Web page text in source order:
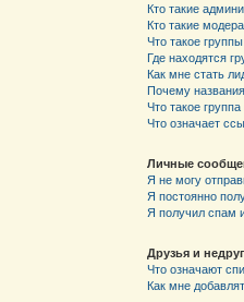
Кто такие
Кто такие
Что такое
Где находятся
Как мне стать
Почему
Что такое
Что означает
Личные
Я не могу
Я постоянно
Я получил спам
Друзья и
Что означают
Как мне